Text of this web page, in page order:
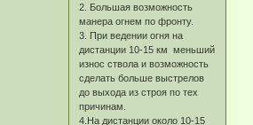
2. Большая возможность
манера огнем по фронту.
3. При ведении огня на
дистанции 10-15 км меньший
износ ствола и возможность
сделать больше выстрелов
до выхода из строя по тех
причинам.
4.На дистанции около 10-15